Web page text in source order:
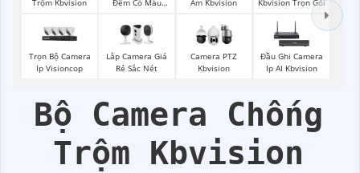
Kbvision Trọn Gói
Trọn Bộ Camera
Ip Visioncop
Lắp Camera Giá
Rẻ Sắc Nét
Camera PTZ
Kbvision
Đầu Ghi Camera
Ip AI Kbvision
Bộ Camera Chống
Trộm Kbvision